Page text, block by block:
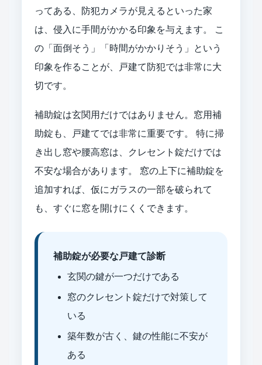
ってある、防犯カメラが見えるといった家
は、侵入に手間がかかる印象を与えます。 こ
の「面倒そう」「時間がかかりそう」という
印象を作ることが、戸建て防犯では非常に大
切です。
補助錠は玄関用だけではありません。窓用補
助錠も、戸建てでは非常に重要です。 特に掃
き出し窓や腰高窓は、クレセント錠だけでは
不安な場合があります。 窓の上下に補助錠を
追加すれば、仮にガラスの一部を破られて
も、すぐに窓を開けにくくできます。
補助錠が必要な戸建て診断
玄関の鍵が一つだけである
窓のクレセント錠だけで対策して
いる
築年数が古く、鍵の性能に不安が
ある